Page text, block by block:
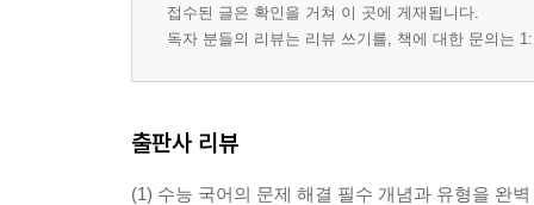
15 어휘의 의미 파악 유형
접수된 글은 확인을 거쳐 이 곳에 게재됩니다.
독자 분들의 리뷰는 리뷰 쓰기를, 책에 대한 문의는
출판사 리뷰
(1) 수능 국어의 문제 해결 필수 개념과 유형을 완